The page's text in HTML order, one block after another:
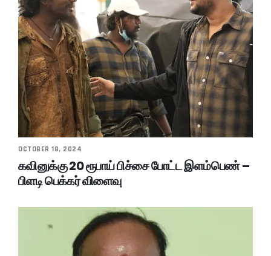
OCTOBER 18, 2024
கவினுக்கு 20 ரூபாய் பிச்சை போட்ட இளம்பெண் –
பிளடி பெக்கர் விளைவு